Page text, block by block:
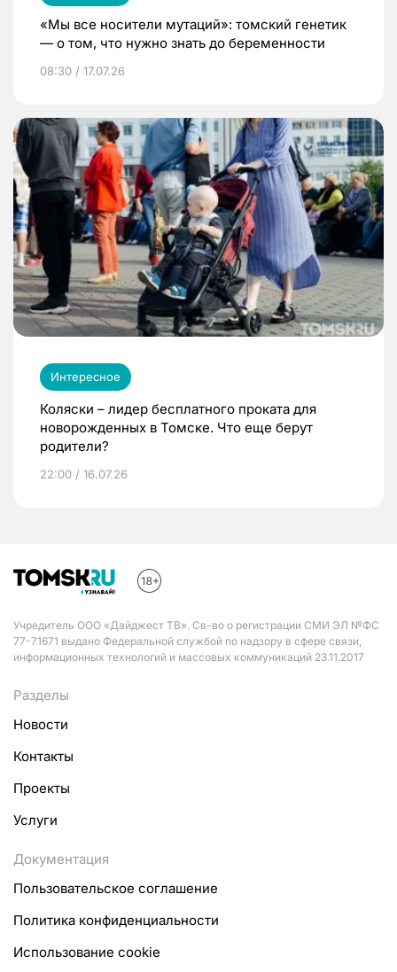
«Мы все носители мутаций»: томский генетик
— о том, что нужно знать до беременности
08:30 / 17.07.26
Интересное
Коляски – лидер бесплатного проката для
новорожденных в Томске. Что еще берут
родители?
22:00 / 16.07.26
Учредитель ООО «Дайджест ТВ». Св-во о регистрации СМИ ЭЛ №ФС
77-71671 выдано Федеральной службой по надзору в сфере связи,
информационных технологий и массовых коммуникаций 23.11.2017
Разделы
Новости
Контакты
Проекты
Услуги
Документация
Пользовательское соглашение
Политика конфиденциальности
Использование cookie